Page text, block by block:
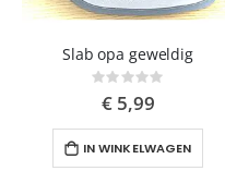
Slab opa geweldig
Rating:
0%
€ 5,99
IN WINKELWAGEN